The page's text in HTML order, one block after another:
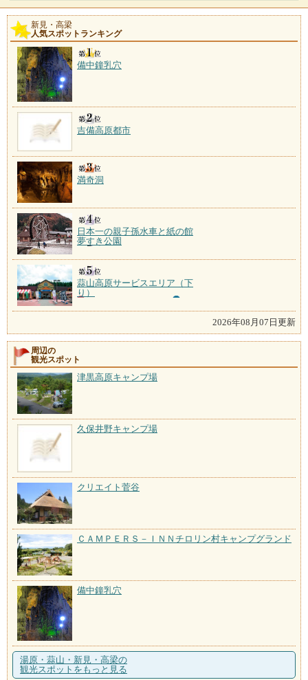
新見・高梁
人気スポットランキング
備中鐘乳穴
吉備高原都市
満奇洞
日本一の親子孫水車と紙の館
夢すき公園
蒜山高原サービスエリア（下
り）
2026年08月07日更新
周辺の
観光スポット
津黒高原キャンプ場
久保井野キャンプ場
クリエイト菅谷
ＣＡＭＰＥＲＳ－ＩＮＮチロリン村キャンプグランド
備中鐘乳穴
湯原・蒜山・新見・高梁の
観光スポットをもっと見る